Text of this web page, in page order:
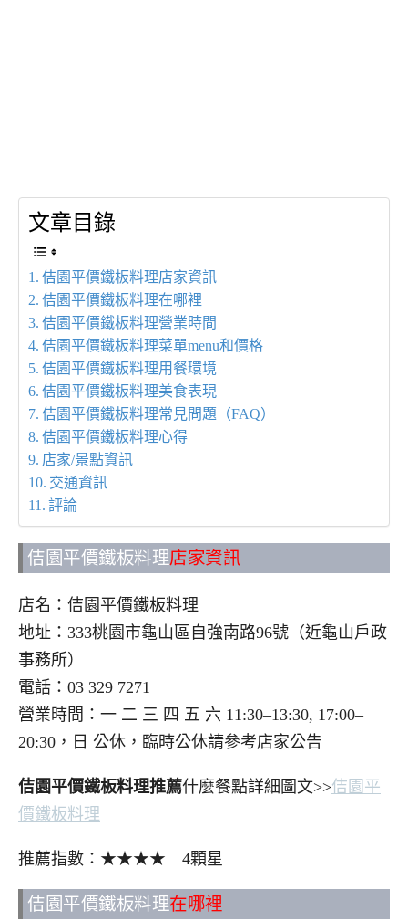
文章目錄
佶園平價鐵板料理店家資訊
佶園平價鐵板料理在哪裡
佶園平價鐵板料理營業時間
佶園平價鐵板料理菜單menu和價格
佶園平價鐵板料理用餐環境
佶園平價鐵板料理美食表現
佶園平價鐵板料理常見問題（FAQ）
佶園平價鐵板料理心得
店家/景點資訊
交通資訊
評論
佶園平價鐵板料理店家資訊
店名：佶園平價鐵板料理
地址：333桃園市龜山區自強南路96號（近龜山戶政
事務所）
電話：03 329 7271
營業時間：一 二 三 四 五 六 11:30–13:30, 17:00–
20:30，日 公休，臨時公休請參考店家公告
佶園平價鐵板料理推薦什麼餐點詳細圖文>>佶園平
價鐵板料理
推薦指數：★★★★ 4顆星
佶園平價鐵板料理在哪裡